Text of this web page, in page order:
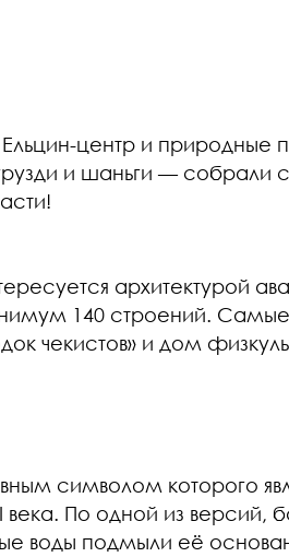
центр и природные
и шаньги — собрали
архитектурой
140 строений. Самые
чекистов» и дом
символом которого
века. По одной из версий,
воды подмыли её